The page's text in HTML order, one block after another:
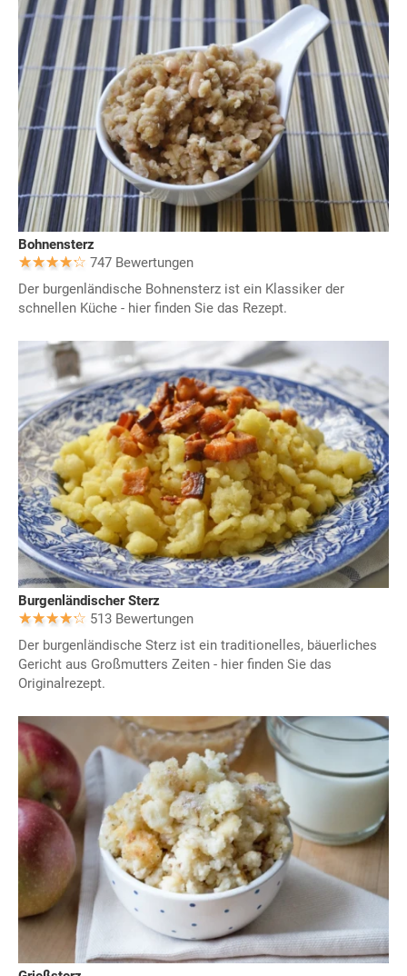
Bohnensterz
747 Bewertungen
Der burgenländische Bohnensterz ist ein Klassiker der
schnellen Küche - hier finden Sie das Rezept.
Burgenländischer Sterz
513 Bewertungen
Der burgenländische Sterz ist ein traditionelles, bäuerliches
Gericht aus Großmutters Zeiten - hier finden Sie das
Originalrezept.